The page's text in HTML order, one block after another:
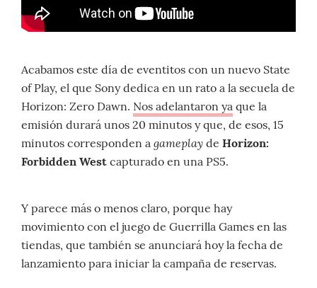
Acabamos este día de eventitos con un nuevo State
of Play, el que Sony dedica en un rato a la secuela de
Horizon: Zero Dawn. Nos adelantaron ya que la
emisión durará unos 20 minutos y que, de esos, 15
minutos corresponden a gameplay de Horizon:
Forbidden West capturado en una PS5.
Y parece más o menos claro, porque hay
movimiento con el juego de Guerrilla Games en las
tiendas, que también se anunciará hoy la fecha de
lanzamiento para iniciar la campaña de reservas.